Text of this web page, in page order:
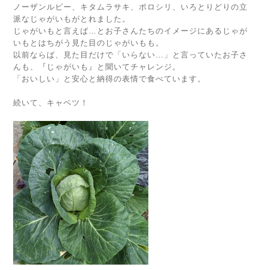
ノーザンルビー、キタムラサキ、ポロシリ、いろとりどりの立
派なじゃがいもがとれました。
じゃがいもと言えば…とお子さんたちのイメージにあるじゃが
いもとはちがう見た目のじゃがいもも。
以前ならば、見た目だけで「いらない…」と言っていたお子さ
んも、『じゃがいも』と聞いてチャレンジ。
「おいしい」と安心と納得の表情で食べています。
続いて、キャベツ！